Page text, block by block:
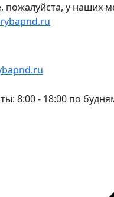
пожалуйста, у
8:00 - 18:00 по